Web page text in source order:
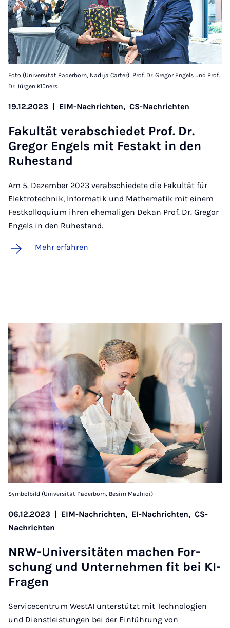
Foto (Universität Paderborn, Nadija Carter): Prof. Dr. Gregor Engels und Prof.
Dr. Jürgen Klüners.
19.12.2023 EIM-Nachrichten, CS-Nachrichten
Fa­kul­tät ver­ab­schie­det Prof. Dr.
Gre­gor En­gels mit Fes­t­akt in den
Ru­he­stand
Am 5. Dezember 2023 verabschiedete die Fakultät für
Elektrotechnik, Informatik und Mathematik mit einem
Festkolloquium ihren ehemaligen Dekan Prof. Dr. Gregor
Engels in den Ruhestand.
Mehr erfahren
Symbolbild (Universität Paderborn, Besim Mazhiqi)
06.12.2023 EIM-Nachrichten, EI-Nachrichten, CS-
Nachrichten
NRW-Uni­ver­si­tä­ten ma­chen For­
schung und Un­ter­neh­men fit bei KI-
Fra­gen
Servicecentrum WestAI unterstützt mit Technologien
und Dienstleistungen bei der Einführung von